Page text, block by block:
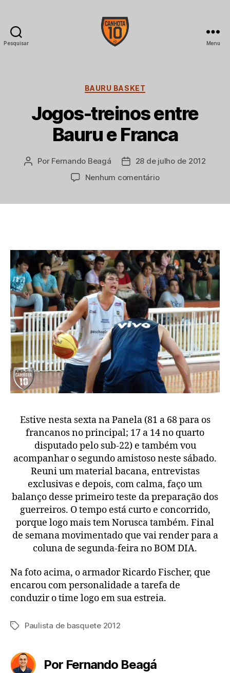
Pesquisar Menu
Categorias
BAURU BASKET
Jogos-treinos entre
Bauru e Franca
Autor
Por Fernando Beagá
Data28 de julho de 2012
Nenhum comentárioem
Estive nesta sexta na Panela (81 a 68 para os
francanos no principal; 17 a 14 no quarto
disputado pelo sub-22) e também vou
acompanhar o segundo amistoso neste sábado.
Reuni um material bacana, entrevistas
exclusivas e depois, com calma, faço um
balanço desse primeiro teste da preparação dos
guerreiros. O tempo está curto e concorrido,
porque logo mais tem Norusca também. Final
de semana movimentado que vai render para a
coluna de segunda-feira no BOM DIA.
Na foto acima, o armador Ricardo Fischer, que
encarou com personalidade a tarefa de
conduzir o time logo em sua estreia.
TagsPaulista de basquete 2012
Por Fernando Beagá